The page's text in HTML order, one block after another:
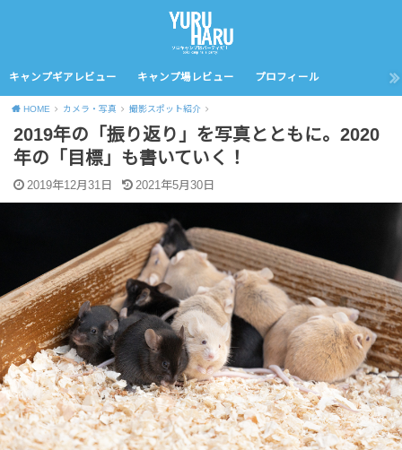
キャンプギアレビュー キャンプ場レビュー プロフィール
HOME カメラ・写真 撮影スポット紹介
2019年の「振り返り」を写真とともに。2020
年の「目標」も書いていく！
2019年12月31日 2021年5月30日